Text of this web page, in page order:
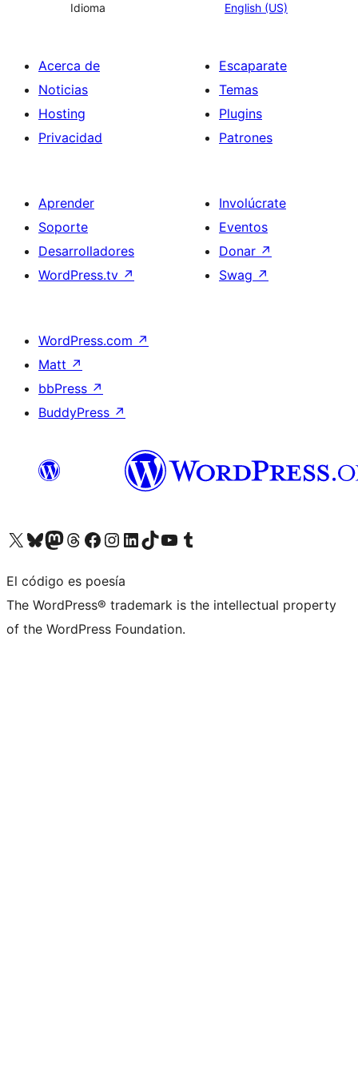
Idioma English (US)
Acerca de
Noticias
Hosting
Privacidad
Escaparate
Temas
Plugins
Patrones
Aprender
Soporte
Desarrolladores
WordPress.tv ↗
Involúcrate
Eventos
Donar ↗
Swag ↗
WordPress.com ↗
Matt ↗
bbPress ↗
BuddyPress ↗
Visita nuestra cuenta de X (anteriormente Twitter)
Visita nuestra cuenta de Bluesky
Visita nuestra cuenta de Mastodon
Visita nuestra cuenta de Threads
Visita nuestra página de Facebook
Visita nuestra cuenta de Instagram
Visita nuestra cuenta de LinkedIn
Visita nuestra cuenta de TikTok
Visita nuestro canal de YouTube
Visita nuestra cuenta de Tumblr
El código es poesía
The WordPress® trademark is the intellectual property
of the WordPress Foundation.